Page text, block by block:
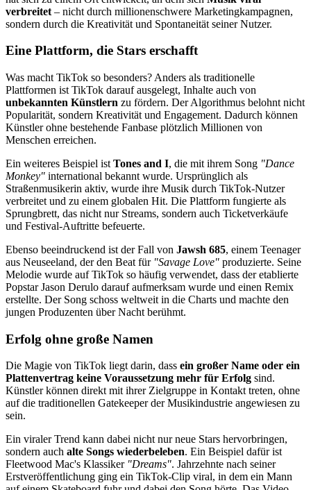
verbreitet – nicht durch millionenschwere Marketingkampagnen,
sondern durch die Kreativität und Spontaneität seiner Nutzer.
Eine Plattform, die Stars erschafft
Was macht TikTok so besonders? Anders als traditionelle
Plattformen ist TikTok darauf ausgelegt, Inhalte auch von
unbekannten Künstlern zu fördern. Der Algorithmus belohnt nicht
Popularität, sondern Kreativität und Engagement. Dadurch können
Künstler ohne bestehende Fanbase plötzlich Millionen von
Menschen erreichen.
Ein weiteres Beispiel ist Tones and I, die mit ihrem Song "Dance
Monkey" international bekannt wurde. Ursprünglich als
Straßenmusikerin aktiv, wurde ihre Musik durch TikTok-Nutzer
verbreitet und zu einem globalen Hit. Die Plattform fungierte als
Sprungbrett, das nicht nur Streams, sondern auch Ticketverkäufe
und Festival-Auftritte befeuerte.
Ebenso beeindruckend ist der Fall von Jawsh 685, einem Teenager
aus Neuseeland, der den Beat für "Savage Love" produzierte. Seine
Melodie wurde auf TikTok so häufig verwendet, dass der etablierte
Popstar Jason Derulo darauf aufmerksam wurde und einen Remix
erstellte. Der Song schoss weltweit in die Charts und machte den
jungen Produzenten über Nacht berühmt.
Erfolg ohne große Namen
Die Magie von TikTok liegt darin, dass ein großer Name oder ein
Plattenvertrag keine Voraussetzung mehr für Erfolg sind.
Künstler können direkt mit ihrer Zielgruppe in Kontakt treten, ohne
auf die traditionellen Gatekeeper der Musikindustrie angewiesen zu
sein.
Ein viraler Trend kann dabei nicht nur neue Stars hervorbringen,
sondern auch alte Songs wiederbeleben. Ein Beispiel dafür ist
Fleetwood Mac's Klassiker "Dreams". Jahrzehnte nach seiner
Erstveröffentlichung ging ein TikTok-Clip viral, in dem ein Mann